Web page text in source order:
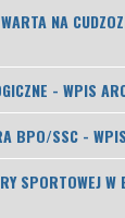
NA
- WPIS
BPO/SSC -
SPORTOWEJ W